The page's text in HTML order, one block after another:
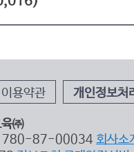
이용약관 개인정보처
㈜
: 780-87-00034 회사소